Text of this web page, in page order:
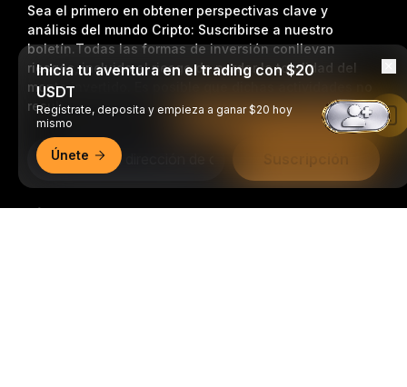
Sea el primero en obtener perspectivas clave y
análisis del mundo Cripto: Suscribirse a nuestro
boletín.Todas las formas de inversión conllevan
riesgos, incluido el riesgo de perder la totalidad del
monto invertido. Es posible que dichas actividades no
resulten adecuadas para todos.
Síganos
Inicia tu aventura en el trading con $20
USDT
Regístrate, deposita y empieza a ganar $20 hoy
mismo
Únete
Leer en la aplicación de Bybit